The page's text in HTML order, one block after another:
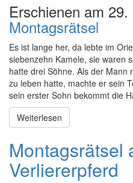
Erschienen am
Montagsrätsel
Es ist lange her, da lebte im
siebenzehn Kamele, sie waren
hatte drei Söhne. Als der Mann
zu leben hatte, machte er sein
sein erster Sohn bekommt die
Weiterlesen
Montagsrätsel
Verliererpferd